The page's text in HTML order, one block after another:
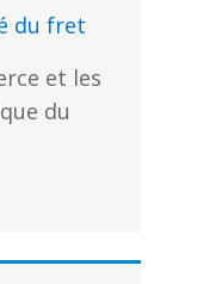
du fret
et les
du